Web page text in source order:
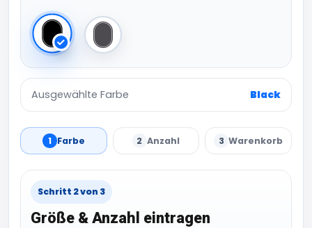
Black Magnet
Ausgewählte Farbe Black
1 Farbe 2 Anzahl 3 Warenkorb
Schritt 2 von 3
Größe & Anzahl eintragen